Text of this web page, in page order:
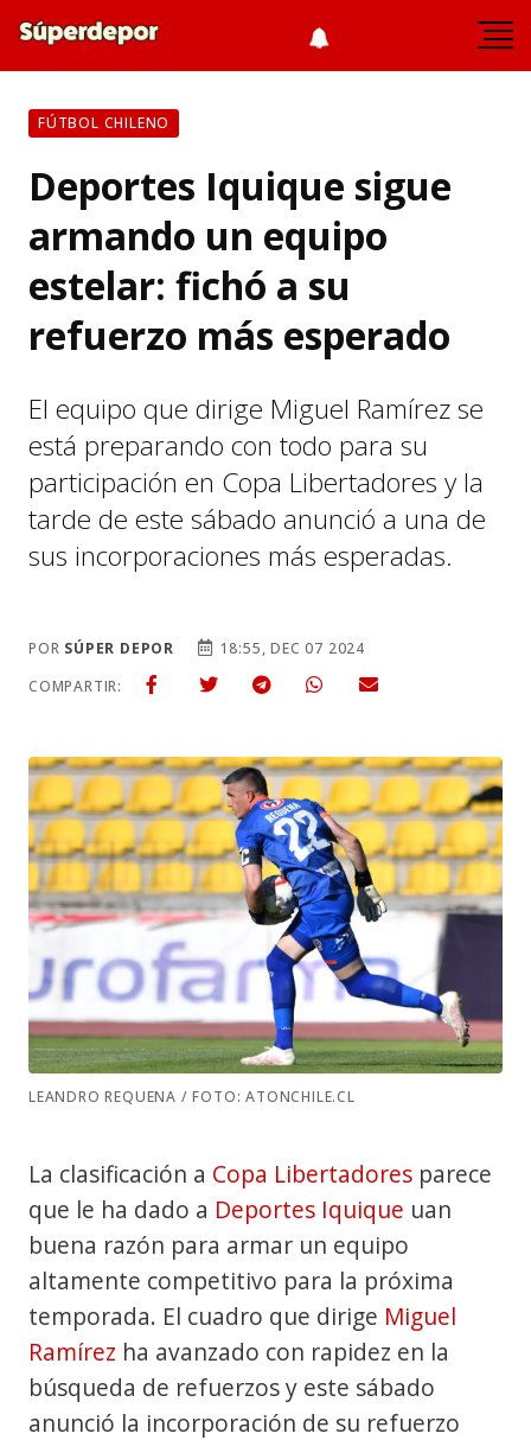
FÚTBOL CHILENO
Deportes Iquique sigue
armando un equipo
estelar: fichó a su
refuerzo más esperado
El equipo que dirige Miguel Ramírez se
está preparando con todo para su
participación en Copa Libertadores y la
tarde de este sábado anunció a una de
sus incorporaciones más esperadas.
POR SÚPER DEPOR
18:55, DEC 07 2024
COMPARTIR:
LEANDRO REQUENA / FOTO: ATONCHILE.CL
La clasificación a Copa Libertadores parece
que le ha dado a Deportes Iquique uan
buena razón para armar un equipo
altamente competitivo para la próxima
temporada. El cuadro que dirige Miguel
Ramírez ha avanzado con rapidez en la
búsqueda de refuerzos y este sábado
anunció la incorporación de su refuerzo